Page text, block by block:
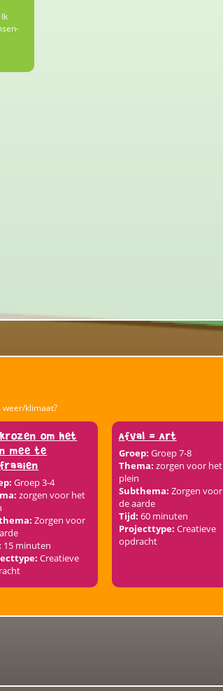
weer/klimaat?
om het
mee te
Groep 3-4
zorgen voor het
Zorgen voor
15 minuten
Creatieve
Afval = Art
Groep: Groep 7-8
Thema: zorgen voor het
plein
Subthema: Zorgen voor
de aarde
Tijd: 60 minuten
Projecttype: Creatieve
opdracht